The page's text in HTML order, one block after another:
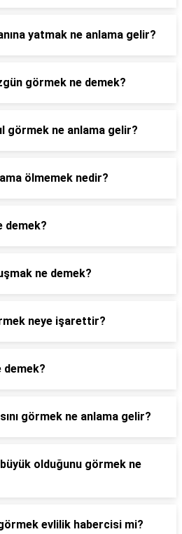
yatmak ne anlama gelir?
görmek ne demek?
görmek ne anlama gelir?
ölmemek nedir?
demek?
ne demek?
neye işarettir?
demek?
görmek ne anlama gelir?
olduğunu görmek ne
görmek evlilik habercisi mi?